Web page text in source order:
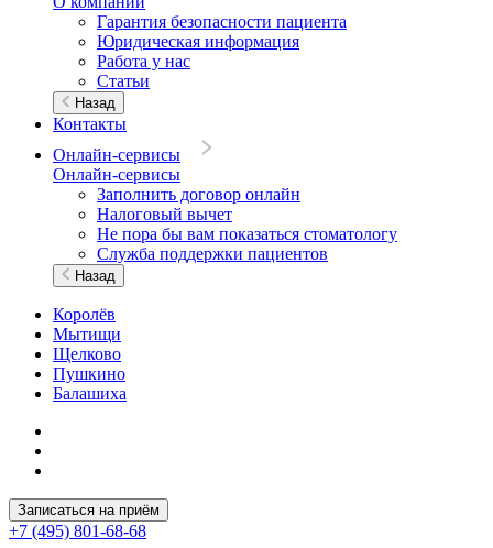
Гарантия безопасности пациента
Юридическая информация
Работа у нас
Статьи
Назад
Контакты
Онлайн-сервисы
Онлайн-сервисы
Заполнить договор онлайн
Налоговый вычет
Не пора бы вам показаться стоматологу
Служба поддержки пациентов
Назад
Королёв
Мытищи
Щелково
Пушкино
Балашиха
Записаться на приём
+7 (495) 801-68-68